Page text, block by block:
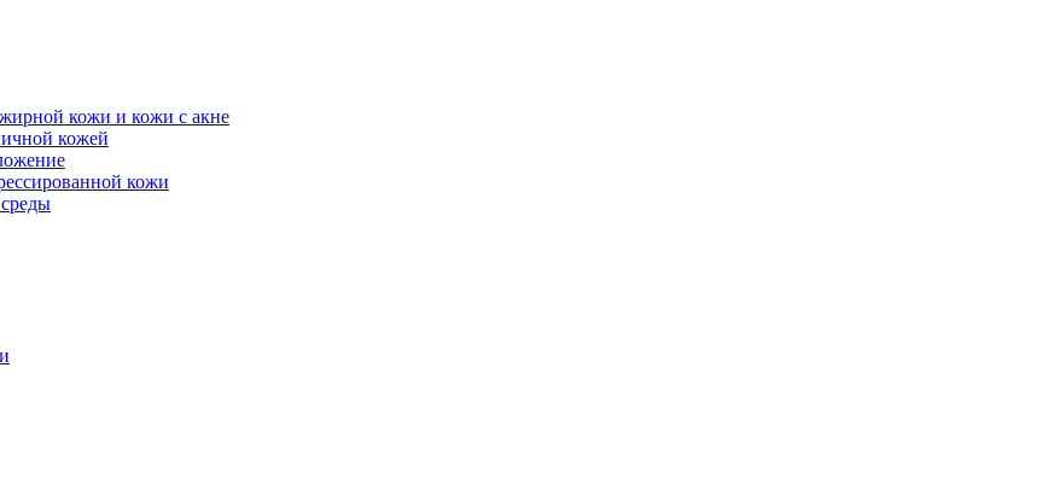
кожи и кожи с акне
кожей
кожи